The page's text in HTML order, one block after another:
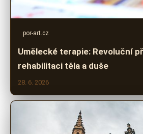
por-art.cz
Umělecké terapie: Revoluční
rehabilitaci těla a duše
28. 6. 2026